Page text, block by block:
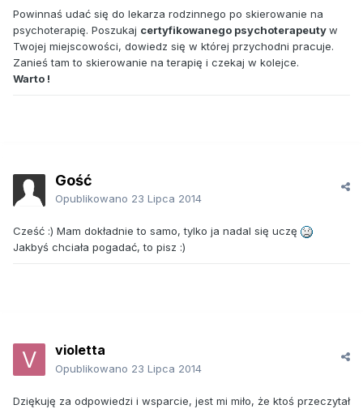
Powinnaś udać się do lekarza rodzinnego po skierowanie na
psychoterapię. Poszukaj certyfikowanego psychoterapeutyw
Twojej miejscowości, dowiedz się w której przychodni pracuje.
Zanieś tam to skierowanie na terapię i czekaj w kolejce.
Warto !
Gość
Opublikowano 23 Lipca 2014
Cześć :) Mam dokładnie to samo, tylko ja nadal się uczę
Jakbyś chciała pogadać, to pisz :)
violetta
Opublikowano 23 Lipca 2014
Dziękuję za odpowiedzi i wsparcie, jest mi miło, że ktoś przeczytał